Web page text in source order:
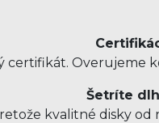
certifikát. Overujeme
Šetríte
kvalitné disky